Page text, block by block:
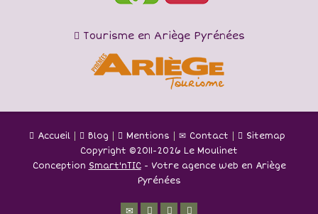
Tourisme en Ariège Pyrénées
Accueil Blog Mentions Contact
Sitemap
Copyright ©2011-2026 Le Moulinet
Conception Smart'nTIC- Votre agence web en Ariège
Pyrénées